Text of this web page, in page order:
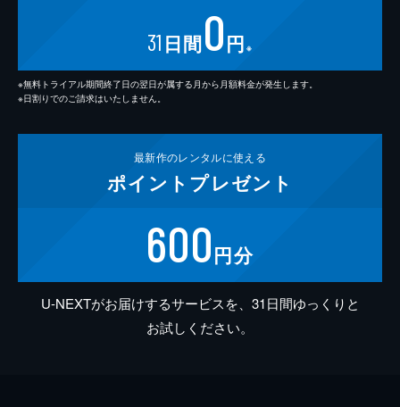
31 日間0円 ※
※無料トライアル期間終了日の翌日が属する月から月額料金が発生します。
※日割りでのご請求はいたしません。
最新作のレンタルに使える
ポイント プレゼント
600円分
U-NEXTがお届けするサービスを、31日間ゆっくりと
お試しください。